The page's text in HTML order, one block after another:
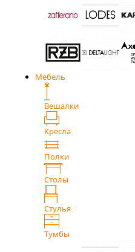
Мебель
Вешалки
Кресла
Полки
Столы
Стулья
Тумбы